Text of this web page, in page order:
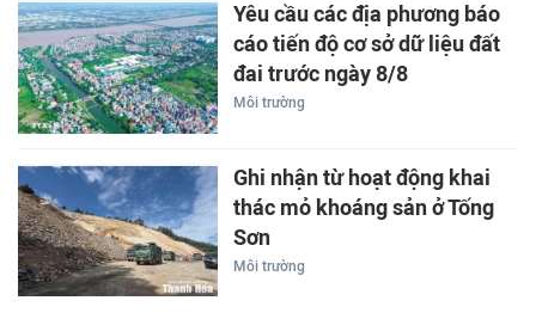
Yêu cầu các địa phương báo
cáo tiến độ cơ sở dữ liệu đất
đai trước ngày 8/8
Môi trường
Ghi nhận từ hoạt động khai
thác mỏ khoáng sản ở Tống
Sơn
Môi trường